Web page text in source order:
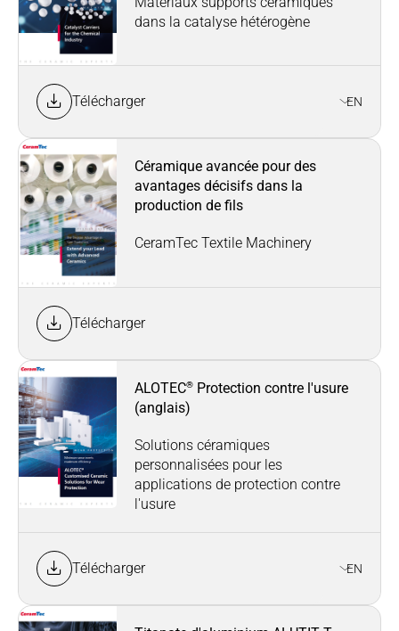
dans la catalyse hétérogène
Télécharger EN
Céramique avancée pour des
avantages décisifs dans la
production de fils
CeramTec Textile Machinery
Télécharger
ALOTEC® Protection contre l'usure
(anglais)
Solutions céramiques
personnalisées pour les
applications de protection contre
l'usure
Télécharger EN